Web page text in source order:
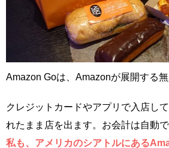
Amazon Goは、Amazonが展開する無
クレジットカードやアプリで入店し
れたまま店を出ます。お会計は自動
私も、アメリカのシアトルにある